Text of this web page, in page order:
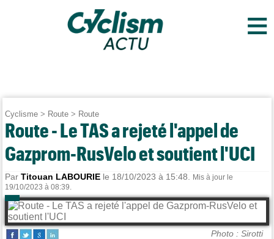
≡
Cyclisme > Route > Route
Route - Le TAS a rejeté l'appel de
Gazprom-RusVelo et soutient l'UCI
ParTitouan LABOURIE le 18/10/2023 à 15:48.
Mis à jour le
19/10/2023 à 08:39.
Photo : Sirotti